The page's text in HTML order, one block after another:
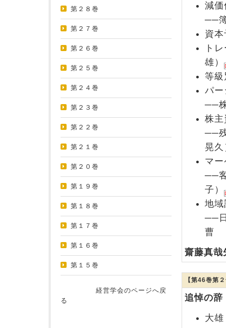
第２８巻
第２７巻
第２６巻
第２５巻
第２４巻
第２３巻
第２２巻
第２１巻
第２０巻
第１９巻
第１８巻
第１７巻
第１６巻
第１５巻
経営学会のページへ戻
る
減価
──
資
ト
雄）
等
パー
──
株主
──
晃久
マ
──
子）
地域
──
曹
齋藤真哉
【第46巻
追悼の辞
大